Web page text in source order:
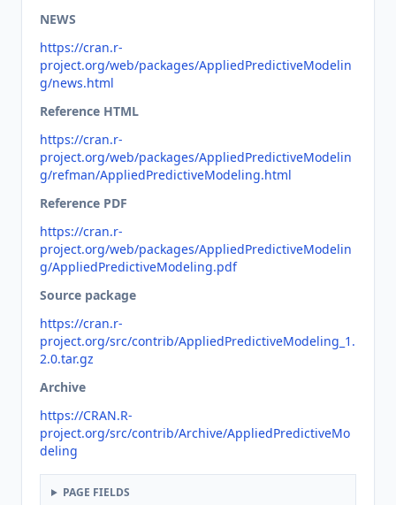
NEWS
https://cran.r-
project.org/web/packages/AppliedPredictiveModelin
g/news.html
Reference HTML
https://cran.r-
project.org/web/packages/AppliedPredictiveModelin
g/refman/AppliedPredictiveModeling.html
Reference PDF
https://cran.r-
project.org/web/packages/AppliedPredictiveModelin
g/AppliedPredictiveModeling.pdf
Source package
https://cran.r-
project.org/src/contrib/AppliedPredictiveModeling_1.
2.0.tar.gz
Archive
https://CRAN.R-
project.org/src/contrib/Archive/AppliedPredictiveMo
deling
PAGE FIELDS